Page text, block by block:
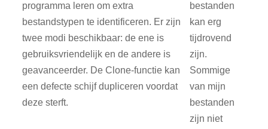
programma leren om extra
bestandstypen te identificeren. Er zijn
twee modi beschikbaar: de ene is
gebruiksvriendelijk en de andere is
geavanceerder. De Clone-functie kan
een defecte schijf dupliceren voordat
deze sterft.
bestanden
kan erg
tijdrovend
zijn.
Sommige
van mijn
bestanden
zijn niet